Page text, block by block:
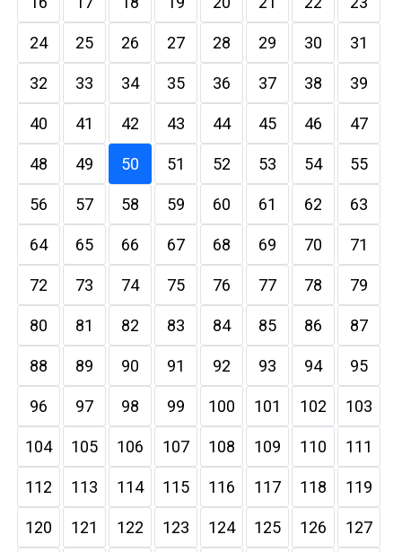
24 25 26 27 28 29 30 31
32 33 34 35 36 37 38 39
40 41 42 43 44 45 46 47
48 49 50 51 52 53 54 55
56 57 58 59 60 61 62 63
64 65 66 67 68 69 70 71
72 73 74 75 76 77 78 79
80 81 82 83 84 85 86 87
88 89 90 91 92 93 94 95
96 97 98 99 100 101 102 103
104 105 106 107 108 109 110 111
112 113 114 115 116 117 118 119
120 121 122 123 124 125 126 127